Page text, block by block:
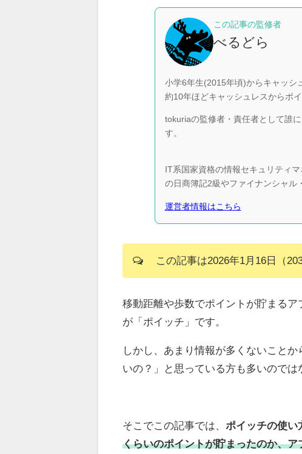
この記事の監修者
べるどら
小学6年生(2015年頃)からキャッシ
約10年ほどキャッシュレスからポ
tokuriaの監修者・責任者として誰
す。
IT系国家資格の情報セキュリティ
の日商簿記2級やファイナンシャル
運営者情報はこちら
この記事は2026年1月16日（
移動距離や歩数でポイントが貯まる
が「ポイッチ」です。
しかし、あまり情報が多くないこと
いの？」と思っている方も多いのでは
そこでこの記事では、 ポイッチの使い
くらいのポイントが貯まったのか、